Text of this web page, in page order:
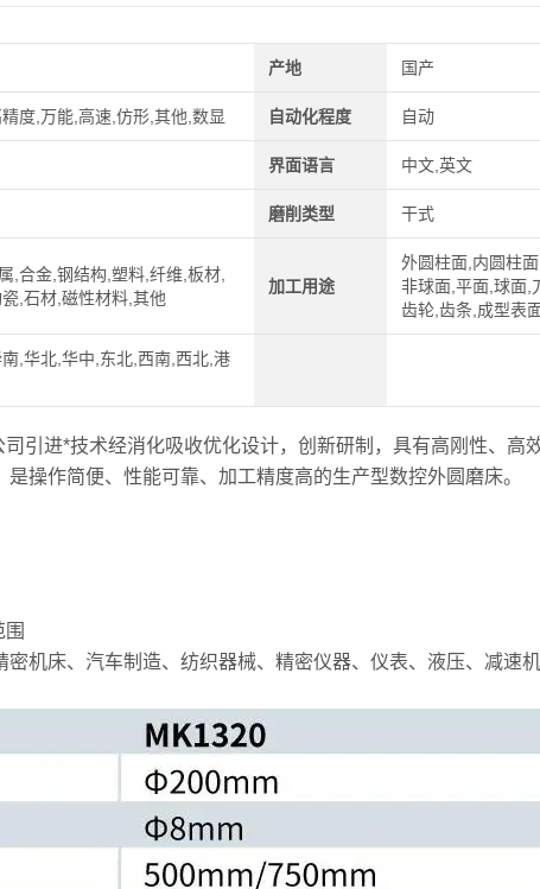
产地 国产
度,万能,高速,仿形,其他,数显 自动化程度 自动
界面语言 中文,英文
磨削类型 干式
,合金,钢结构,塑料,纤维,板材,
,石材,磁性材料,其他
加工用途
外圆柱面,内圆柱
非球面,平面,球面,
齿轮,齿条,成型表
,华北,华中,东北,西南,西北,港
司引进*技术经消化吸收优化设计，创新研制，具有高刚性、高
操作简便、性能可靠、加工精度高的生产型数控外圆磨床。
围
密机床、汽车制造、纺织器械、精密仪器、仪表、液压、减速